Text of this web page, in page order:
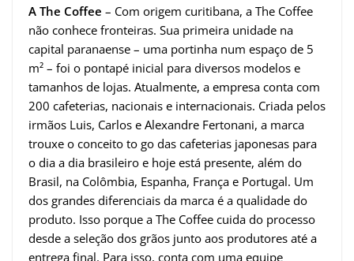
A The Coffee – Com origem curitibana, a The Coffee
não conhece fronteiras. Sua primeira unidade na
capital paranaense – uma portinha num espaço de 5
m² – foi o pontapé inicial para diversos modelos e
tamanhos de lojas. Atualmente, a empresa conta com
200 cafeterias, nacionais e internacionais. Criada pelos
irmãos Luis, Carlos e Alexandre Fertonani, a marca
trouxe o conceito to go das cafeterias japonesas para
o dia a dia brasileiro e hoje está presente, além do
Brasil, na Colômbia, Espanha, França e Portugal. Um
dos grandes diferenciais da marca é a qualidade do
produto. Isso porque a The Coffee cuida do processo
desde a seleção dos grãos junto aos produtores até a
entrega final. Para isso, conta com uma equipe